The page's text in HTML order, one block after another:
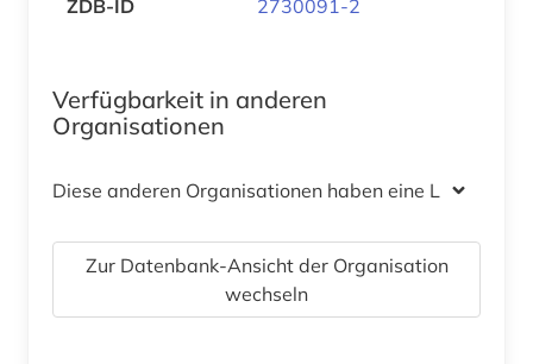
ZDB-ID 2730091-2
Verfügbarkeit in anderen
Organisationen
Diese anderen Organisationen haben eine Lizenz
Zur Datenbank-Ansicht der Organisation
wechseln